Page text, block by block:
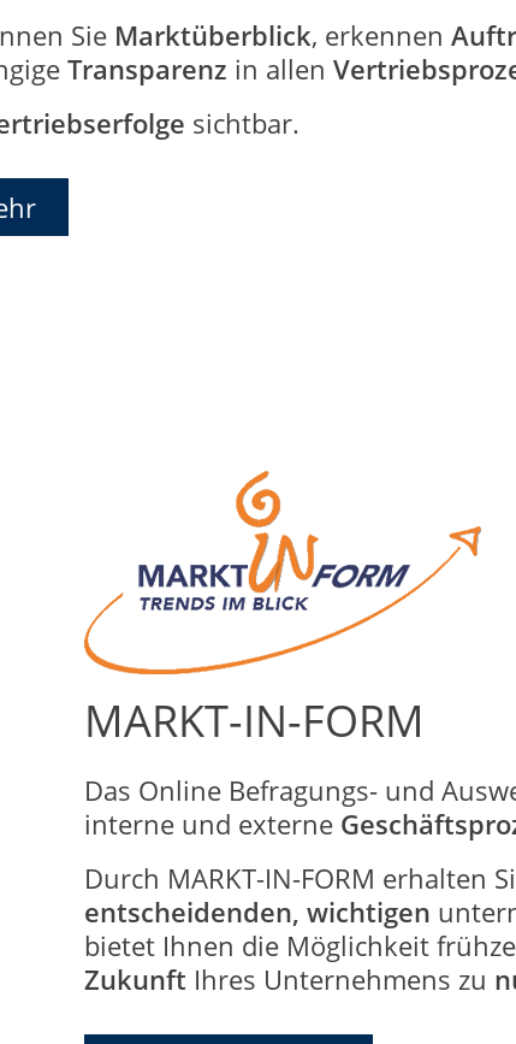
Sie Marktüberblick, erkennen
Transparenz in allen
sichtbar.
MARKT-IN-FORM
Das Online Befragungs- und
interne und externe
Durch MARKT-IN-FORM erhalten
entscheidenden, wichtigen
bietet Ihnen die Möglichkeit
Zukunft Ihres Unternehmens zu